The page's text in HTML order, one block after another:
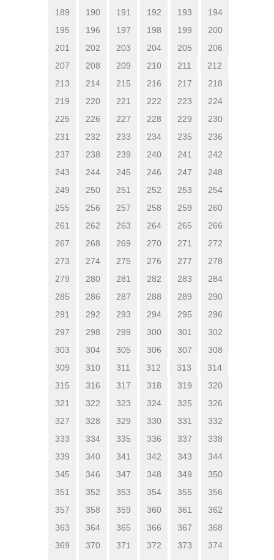
189
190 191 192 193
194
195
196 197 198 199
200
201
202 203 204 205
206
207
208 209 210 211
212
213
214 215 216 217
218
219
220 221 222 223
224
225
226 227 228 229
230
231
232 233 234 235
236
237
238 239 240 241
242
243
244 245 246 247
248
249
250 251 252 253
254
255
256 257 258 259
260
261
262 263 264 265
266
267
268 269 270 271
272
273
274 275 276 277
278
279
280 281 282 283
284
285
286 287 288 289
290
291
292 293 294 295
296
297
298 299 300 301
302
303
304 305 306 307
308
309
310 311 312 313
314
315
316 317 318 319
320
321
322 323 324 325
326
327
328 329 330 331
332
333
334 335 336 337
338
339
340 341 342 343
344
345
346 347 348 349
350
351
352 353 354 355
356
357
358 359 360 361
362
363
364 365 366 367
368
369
370 371 372 373
374